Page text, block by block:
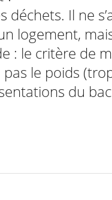
Il ne
logement,
: le critère de
le poids
du